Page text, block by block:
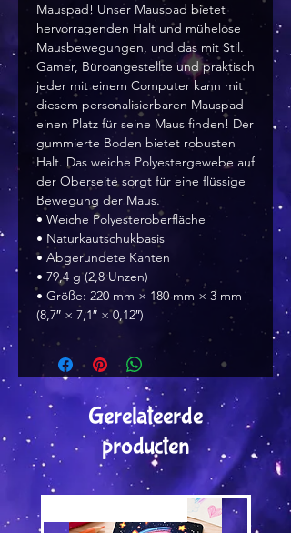
Mauspad! Unser Mauspad bietet
hervorragenden Halt und mühelose
Mausbewegungen, und das mit Stil.
Gamer, Büroangestellte und praktisch
jeder mit einem Computer kann mit
diesem personalisierbaren Mauspad
einen Platz für seine Maus finden! Der
gummierte Boden bietet robusten
Halt. Das weiche Polyestergewebe auf
der Oberseite sorgt für eine flüssige
Bewegung der Maus.
• Weiche Polyesteroberfläche
• Naturkautschukbasis
• Abgerundete Kanten
• 79,4 g (2,8 Unzen)
• Größe: 220 mm × 180 mm × 3 mm
(8,7″ × 7,1″ × 0,12″)
Gerelateerde
producten